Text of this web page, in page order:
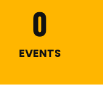
0
EVENTS